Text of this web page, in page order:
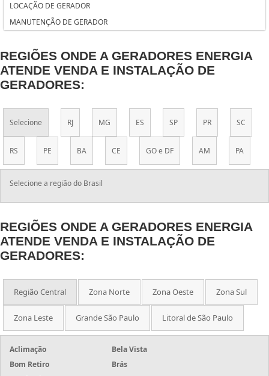
GERADOR INDUSTRIAL A DIESEL
GERADOR HONDA
GERADOR HONDA DIESEL
GERADOR EÓLICO
GERADOR ENERGIA USADO
GERADOR ENERGIA USADO VENDA
GERADOR ENERGIA PREÇO
GERADOR ENERGIA PORTÁTIL
GERADOR ENERGIA PEQUENO
GERADOR ENERGIA GASOLINA
GERADOR ENERGIA GASOLINA USADO
GERADOR ENERGIA ELÉTRICA
GERADOR ENERGIA ELÉTRICA SOLAR
GERADOR ENERGIA ELÉTRICA RESIDENCIAL
LOCAÇÃO DE GERADOR
MANUTENÇÃO DE GERADOR
REGIÕES ONDE A GERADORES ENERGIA
ATENDE VENDA E INSTALAÇÃO DE
GERADORES:
Selecione RJ MG ES SP PR SC
RS PE BA CE GO e DF AM PA
Selecione a região do Brasil
REGIÕES ONDE A GERADORES ENERGIA
ATENDE VENDA E INSTALAÇÃO DE
GERADORES:
Região Central Zona Norte Zona Oeste Zona Sul
Zona Leste Grande São Paulo Litoral de São Paulo
Aclimação
Bela Vista
Bom Retiro
Brás